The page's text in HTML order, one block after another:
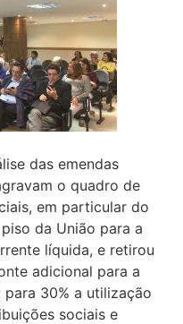
das emendas
o quadro de
em particular do
da União para a
líquida, e retirou
adicional para a
30% a utilização
sociais e